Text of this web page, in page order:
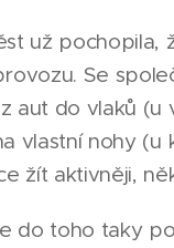
už
Se
aut do vlaků (u
vlastní nohy
žít aktivněji,
do toho taky